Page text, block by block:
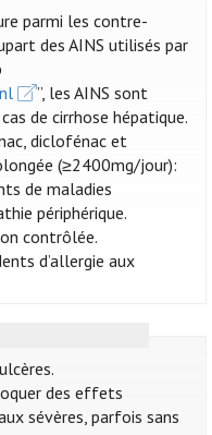
parmi les contre-
des AINS utilisés par
”, les AINS sont
de cirrhose hépatique.
diclofénac et
(≥2400mg/jour):
de maladies
périphérique.
contrôlée.
d’allergie aux
des effets
sévères, parfois sans